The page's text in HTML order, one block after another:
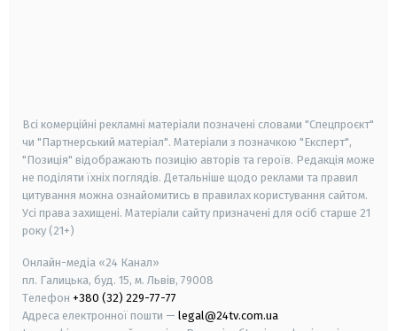
Всі комерційні рекламні матеріали позначені словами "Спецпроєкт"
чи "Партнерський матеріал". Матеріали з позначкою "Експерт",
"Позиція" відображають позицію авторів та героїв. Редакція може
не поділяти їхніх поглядів. Детальніше щодо реклами та правил
цитування можна ознайомитись в правилах користування сайтом.
Усі права захищені. Матеріали сайту призначені для осіб старше 21
року (21+)
Онлайн-медіа «24 Канал»
пл. Галицька, буд. 15, м. Львів, 79008
Телефон +380 (32) 229-77-77
Адреса електронної пошти — legal@24tv.com.ua